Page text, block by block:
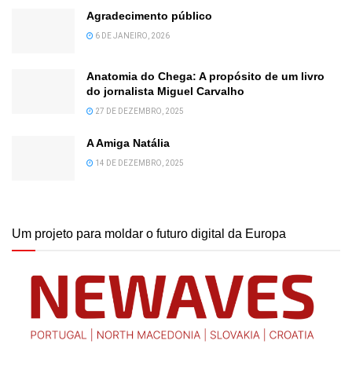
Agradecimento público
6 DE JANEIRO, 2026
Anatomia do Chega: A propósito de um livro
do jornalista Miguel Carvalho
27 DE DEZEMBRO, 2025
A Amiga Natália
14 DE DEZEMBRO, 2025
Um projeto para moldar o futuro digital da Europa